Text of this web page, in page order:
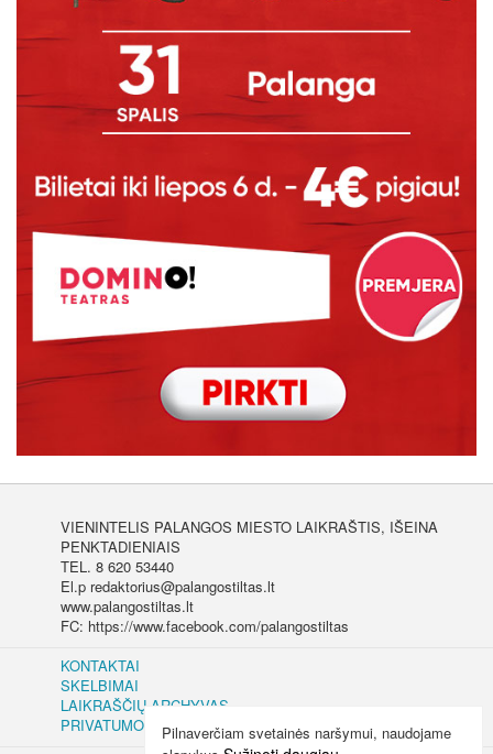
VIENINTELIS PALANGOS MIESTO LAIKRAŠTIS, IŠEINA
PENKTADIENIAIS
TEL. 8 620 53440
El.p redaktorius@palangostiltas.lt
www.palangostiltas.lt
FC: https://www.facebook.com/palangostiltas
KONTAKTAI
SKELBIMAI
LAIKRAŠČIŲ ARCHYVAS
PRIVATUMO IR SLAPUKŲ POLITIKA
Pilnaverčiam svetainės naršymui, naudojame